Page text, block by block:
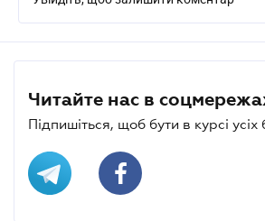
Читайте нас в
Підпишіться, щоб бути в курсі усіх